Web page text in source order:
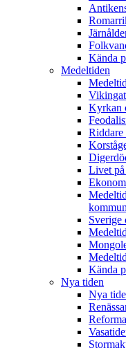
Kända
Medeltiden
Kyrkan
Riddare
Livet på
Sverige
Kända
Nya tiden
Nya